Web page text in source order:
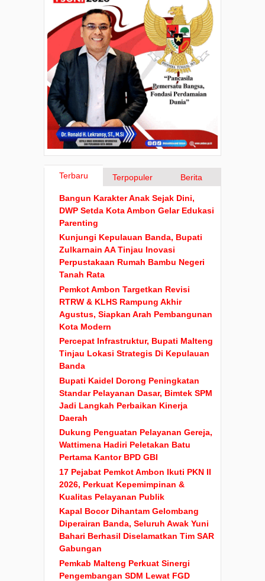
Terbaru Terpopuler Berita
Bangun Karakter Anak Sejak Dini,
DWP Setda Kota Ambon Gelar Edukasi
Parenting
Kunjungi Kepulauan Banda, Bupati
Zulkarnain AA Tinjau Inovasi
Perpustakaan Rumah Bambu Negeri
Tanah Rata
Pemkot Ambon Targetkan Revisi
RTRW & KLHS Rampung Akhir
Agustus, Siapkan Arah Pembangunan
Kota Modern
Percepat Infrastruktur, Bupati Malteng
Tinjau Lokasi Strategis Di Kepulauan
Banda
Bupati Kaidel Dorong Peningkatan
Standar Pelayanan Dasar, Bimtek SPM
Jadi Langkah Perbaikan Kinerja
Daerah
Dukung Penguatan Pelayanan Gereja,
Wattimena Hadiri Peletakan Batu
Pertama Kantor BPD GBI
17 Pejabat Pemkot Ambon Ikuti PKN II
2026, Perkuat Kepemimpinan &
Kualitas Pelayanan Publik
Kapal Bocor Dihantam Gelombang
Diperairan Banda, Seluruh Awak Yuni
Bahari Berhasil Diselamatkan Tim SAR
Gabungan
Pemkab Malteng Perkuat Sinergi
Pengembangan SDM Lewat FGD